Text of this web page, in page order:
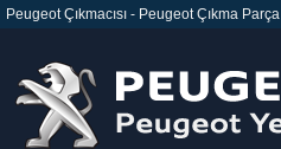
Peugeot Çıkmacısı - Peugeot Çıkma Parça